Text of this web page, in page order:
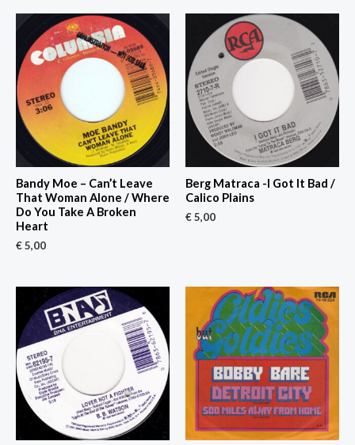
Bandy Moe – Can’t Leave
That Woman Alone / Where
Do You Take A Broken
Heart
€5,00
Berg Matraca -I Got It Bad /
Calico Plains
€5,00